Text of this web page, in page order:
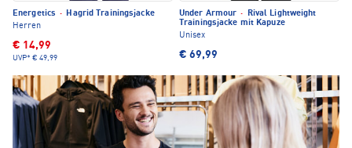
Energetics ·
Hagrid Trainingsjacke
Herren
€ 14,99
UVP* € 49,99
Under Armour ·
Rival Lightweight
Trainingsjacke mit Kapuze
Unisex
€ 69,99